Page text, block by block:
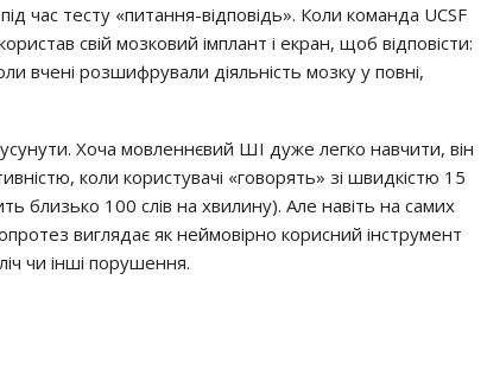
час тесту «питання-відповідь». Коли команда UCSF
свій мозковий імплант і екран, щоб відповісти:
розшифрували діяльність мозку у повні,
Хоча мовленнєвий ШІ дуже легко навчити, він
коли користувачі «говорять» зі швидкістю 15
близько 100 слів на хвилину). Але навіть на самих
виглядає як неймовірно корисний інструмент
чи інші порушення.